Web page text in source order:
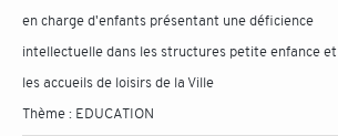
en charge d'enfants présentant une déficience
intellectuelle dans les structures petite enfance et
les accueils de loisirs de la Ville
Thème : EDUCATION